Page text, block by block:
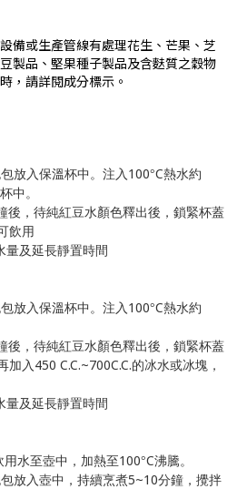
備或生產管線有處理花生、芒果、芝
製品、堅果種子製品及含麩質之穀物
，請詳閱成分標示。
放入保溫杯中。注入 100°C熱水約
中。
後，待純紅豆水顏色釋出後，鎖緊杯蓋
飲用
量及延長靜置時間
放入保溫杯中。注入 100°C熱水約
後，待純紅豆水顏色釋出後，鎖緊杯蓋
加入 450 C.C.~700C.C.的冰水或冰塊，
量及延長靜置時間
用水至壺中，加熱至100°C沸騰。
放入壺中，持續烹煮5~10分鐘，攪拌